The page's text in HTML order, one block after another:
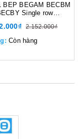
BEP BEGAM BECBM
Single row
xúc góc,
mm, Xuất sứ
2.152.000₫
Còn hàng